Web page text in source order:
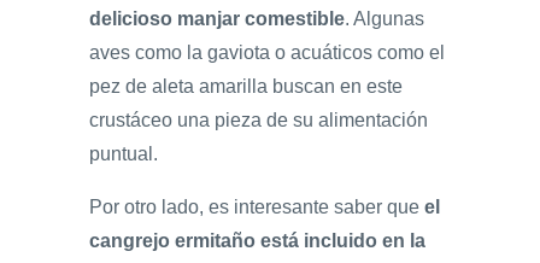
delicioso manjar comestible. Algunas
aves como la gaviota o acuáticos como el
pez de aleta amarilla buscan en este
crustáceo una pieza de su alimentación
puntual.
Por otro lado, es interesante saber que el
cangrejo ermitaño está incluido en la